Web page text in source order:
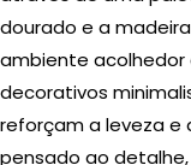
dourado e a
ambiente
decorativos
reforçam a leveza e
pensado ao